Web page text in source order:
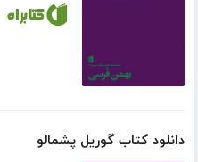
دانلود کتاب گوریل پشمالو